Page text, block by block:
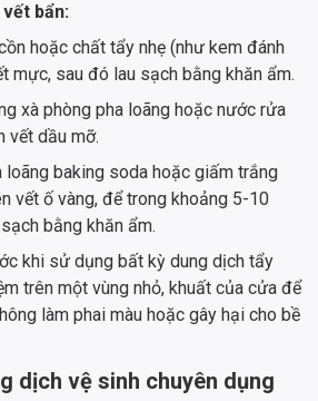
bẩn:
hoặc chất tẩy nhẹ (như kem đánh
mực, sau đó lau sạch bằng khăn ẩm.
xà phòng pha loãng hoặc nước rửa
vết dầu mỡ.
loãng baking soda hoặc giấm trắng
vết ố vàng, để trong khoảng 5-10
bằng khăn ẩm.
khi sử dụng bất kỳ dung dịch tẩy
trên một vùng nhỏ, khuất của cửa để
làm phai màu hoặc gây hại cho bề
dịch vệ sinh chuyên dụng